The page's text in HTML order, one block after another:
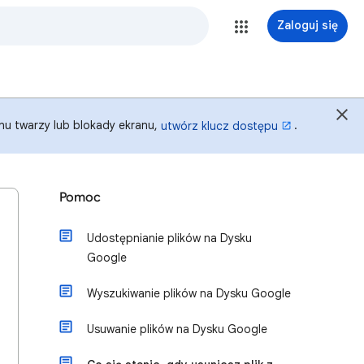
Zaloguj się
twarzy lub blokady ekranu, utwórz klucz dostępu .
Pomoc
Udostępnianie plików na Dysku
Google
Wyszukiwanie plików na Dysku Google
Usuwanie plików na Dysku Google